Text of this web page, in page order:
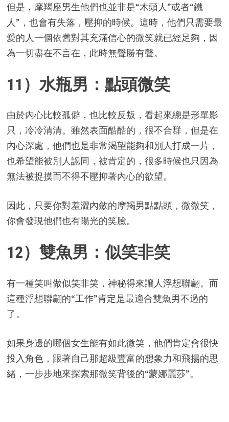
但是，摩羯座男生他們也並非是“木頭人”或者“鐵
人”，也會有失落，壓抑的時候。這時，他們只需要最
愛的人一個依舊對其充滿信心的微笑就已經足夠，因
為一切盡在不言在，此時無聲勝有聲。
11）水瓶男：點頭微笑
由於內心比較孤僻，也比較反叛，看起來總是形單影
只，冷冷清清。雖然表面酷酷的，很不合群，但是在
內心深處，他們也是非常渴望能夠和別人打成一片，
也希望能被別人認同，被肯定的，很多時候也只因為
無法被捉摸而不得不壓抑著內心的欲望。
因此，只要你對羞澀內斂的摩羯男點點頭，微微笑，
你會發現他們也有陽光的笑臉。
12）雙魚男：似笑非笑
有一種笑叫做似笑非笑，神秘得來讓人浮想聯翩。而
這種浮想聯翩的“工作”肯定是最適合雙魚男不過的
了。
如果身邊的哪個女生能有如此微笑，他們肯定會很快
投入角色，跟著自己那超級豐富的想象力和飛揚的思
緒，一步步地來探索那微笑背後的“蒙娜麗莎”。